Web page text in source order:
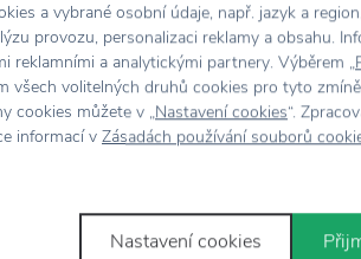
v mosazném těle
vašich potřeb
ale originální náladu
s patinou
a vybrané osobní údaje, např. jazyk a
provozu, personalizaci reklamy a obsahu.
reklamními a analytickými partnery. Výběrem „
všech volitelných druhů cookies pro tyto
cookies můžete v „Nastavení cookies“.
informací v Zásadách používání souborů
Nastavení cookies